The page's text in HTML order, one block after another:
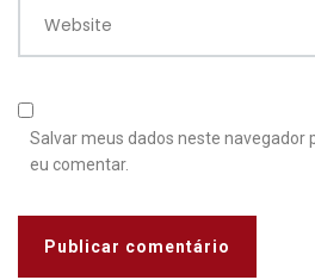
Website
Salvar meus dados neste navegador
eu comentar.